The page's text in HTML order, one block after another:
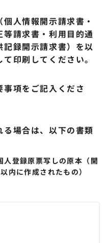
人情報開示請求書・
請求書・利用目的通
録開示請求書）を以
印刷してください。
項をご記入くださ
る場合は、以下の書類
登録原票写しの原本（開
内に作成されたもの）